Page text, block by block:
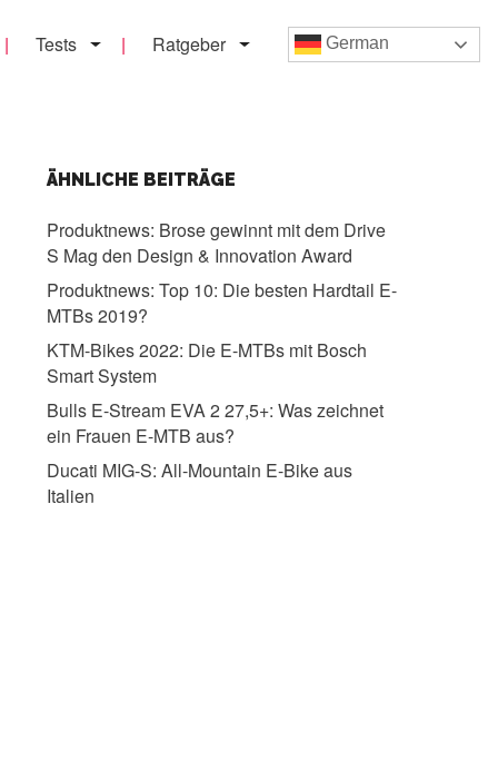
Tests Ratgeber German
ÄHNLICHE BEITRÄGE
Produktnews: Brose gewinnt mit dem Drive
S Mag den Design & Innovation Award
Produktnews: Top 10: Die besten Hardtail E-
MTBs 2019?
KTM-Bikes 2022: Die E-MTBs mit Bosch
Smart System
Bulls E-Stream EVA 2 27,5+: Was zeichnet
ein Frauen E-MTB aus?
Ducati MIG-S: All-Mountain E-Bike aus
Italien